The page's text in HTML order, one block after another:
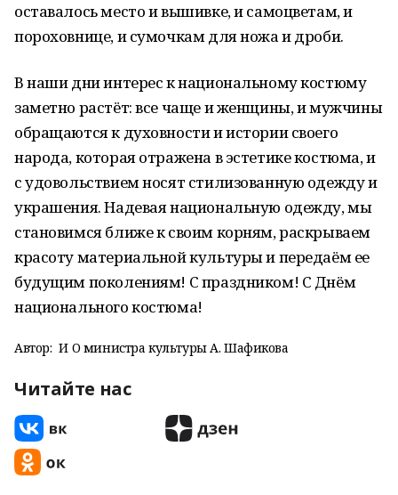
оставалось место и вышивке, и самоцветам, и
пороховнице, и сумочкам для ножа и дроби.
В наши дни интерес к национальному костюму
заметно растёт: все чаще и женщины, и мужчины
обращаются к духовности и истории своего
народа, которая отражена в эстетике костюма, и
с удовольствием носят стилизованную одежду и
украшения. Надевая национальную одежду, мы
становимся ближе к своим корням, раскрываем
красоту материальной культуры и передаём ее
будущим поколениям! С праздником! С Днём
национального костюма!
Автор: И О министра культуры А. Шафикова
Читайте нас